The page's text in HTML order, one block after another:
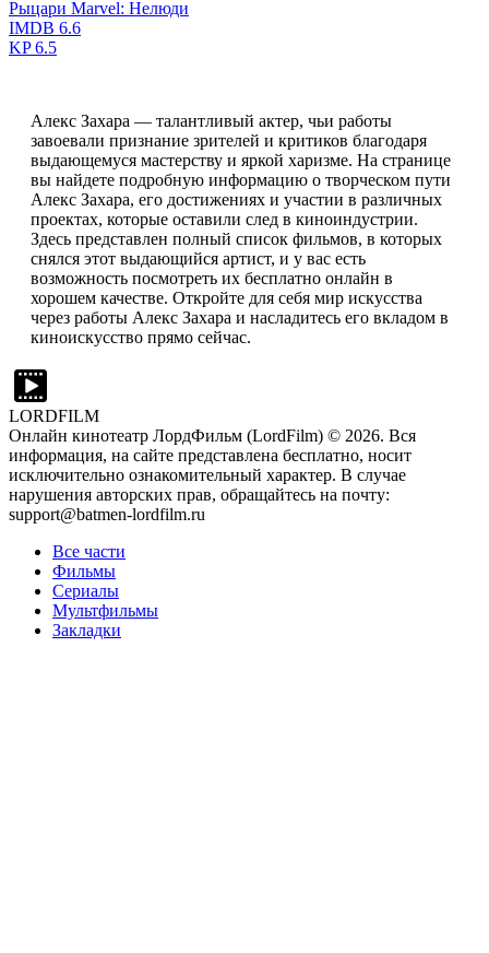
Рыцари Marvel: Нелюди
IMDB 6.6
KP6.5
Алекс Захара — талантливый актер, чьи работы
завоевали признание зрителей и критиков благодаря
выдающемуся мастерству и яркой харизме. На странице
вы найдете подробную информацию о творческом пути
Алекс Захара, его достижениях и участии в различных
проектах, которые оставили след в киноиндустрии.
Здесь представлен полный список фильмов, в которых
снялся этот выдающийся артист, и у вас есть
возможность посмотреть их бесплатно онлайн в
хорошем качестве. Откройте для себя мир искусства
через работы Алекс Захара и насладитесь его вкладом в
киноискусство прямо сейчас.
LORDFILM
Онлайн кинотеатр ЛордФильм (LordFilm) © 2026. Вся
информация, на сайте представлена бесплатно, носит
исключительно ознакомительный характер. В случае
нарушения авторских прав, обращайтесь на почту:
support@batmen-lordfilm.ru
Все части
Фильмы
Сериалы
Мультфильмы
Закладки